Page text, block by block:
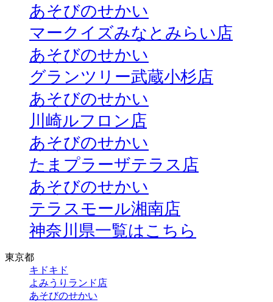
あそびのせかい
マークイズみなとみらい店
あそびのせかい
グランツリー武蔵小杉店
あそびのせかい
川崎ルフロン店
あそびのせかい
たまプラーザテラス店
あそびのせかい
テラスモール湘南店
神奈川県一覧はこちら
東京都
キドキド
よみうりランド店
あそびのせかい